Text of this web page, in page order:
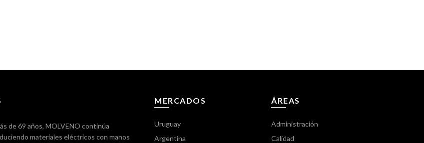
de 69 años, MOLVENO continúa
materiales eléctricos con manos
MERCADOS
Uruguay
Argentina
ÁREAS
Administración
Calidad